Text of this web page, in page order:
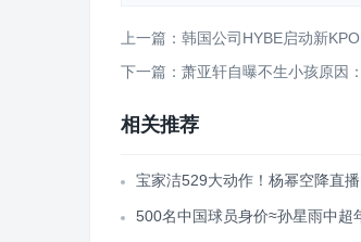
上一篇：韩国公司HYBE启动新
下一篇：萧亚轩自曝不生小孩原因
相关推荐
宝家洁529大动作！杨幂空降直播
500名中国球员身价≈孙星雨中超